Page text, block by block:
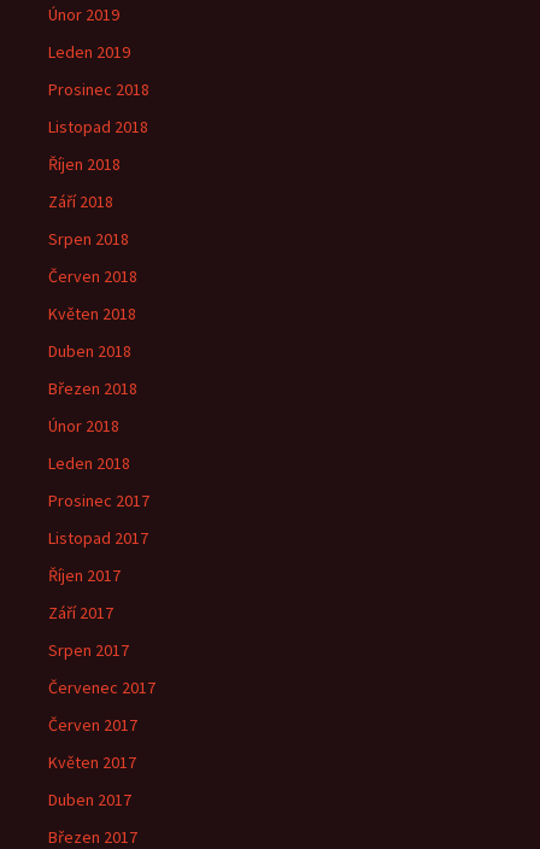
Únor 2019
Leden 2019
Prosinec 2018
Listopad 2018
Říjen 2018
Září 2018
Srpen 2018
Červen 2018
Květen 2018
Duben 2018
Březen 2018
Únor 2018
Leden 2018
Prosinec 2017
Listopad 2017
Říjen 2017
Září 2017
Srpen 2017
Červenec 2017
Červen 2017
Květen 2017
Duben 2017
Březen 2017